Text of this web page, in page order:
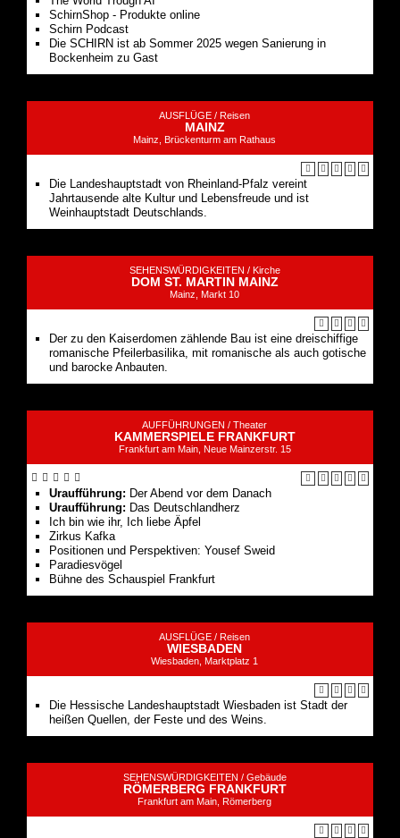
SchirnShop - Produkte online
Schirn Podcast
Die SCHIRN ist ab Sommer 2025 wegen Sanierung in
Bockenheim zu Gast
AUSFLÜGE / Reisen
MAINZ
Mainz, Brückenturm am Rathaus
Die Landeshauptstadt von Rheinland-Pfalz vereint
Jahrtausende alte Kultur und Lebensfreude und ist
Weinhauptstadt Deutschlands.
SEHENSWÜRDIGKEITEN / Kirche
DOM ST. MARTIN MAINZ
Mainz, Markt 10
Der zu den Kaiserdomen zählende Bau ist eine dreischiffige
romanische Pfeilerbasilika, mit romanische als auch gotische
und barocke Anbauten.
AUFFÜHRUNGEN / Theater
KAMMERSPIELE FRANKFURT
Frankfurt am Main, Neue Mainzerstr. 15
Uraufführung: Der Abend vor dem Danach
Uraufführung: Das Deutschland­herz
Ich bin wie ihr, Ich liebe Äpfel
Zirkus Kafka
Positionen und Perspektiven: Yousef Sweid
Paradies­vögel
Bühne des Schauspiel Frankfurt
AUSFLÜGE / Reisen
WIESBADEN
Wiesbaden, Marktplatz 1
Die Hessische Landeshauptstadt Wiesbaden ist Stadt der
heißen Quellen, der Feste und des Weins.
SEHENSWÜRDIGKEITEN / Gebäude
RÖMERBERG FRANKFURT
Frankfurt am Main, Römerberg